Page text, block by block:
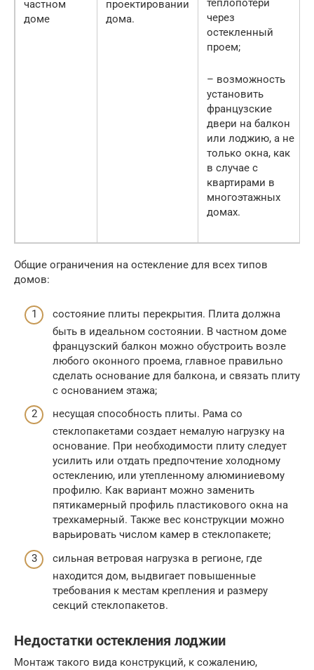
частном
доме
проектировании
дома.
теплопотери
через
остекленный
проем;
– возможность
установить
французские
двери на балкон
или лоджию, а не
только окна, как
в случае с
квартирами в
многоэтажных
домах.
Общие ограничения на остекление для всех типов
домов:
состояние плиты перекрытия. Плита должна
быть в идеальном состоянии. В частном доме
французский балкон можно обустроить возле
любого оконного проема, главное правильно
сделать основание для балкона, и связать плиту
с основанием этажа;
несущая способность плиты. Рама со
стеклопакетами создает немалую нагрузку на
основание. При необходимости плиту следует
усилить или отдать предпочтение холодному
остеклению, или утепленному алюминиевому
профилю. Как вариант можно заменить
пятикамерный профиль пластикового окна на
трехкамерный. Также вес конструкции можно
варьировать числом камер в стеклопакете;
сильная ветровая нагрузка в регионе, где
находится дом, выдвигает повышенные
требования к местам крепления и размеру
секций стеклопакетов.
Недостатки остекления лоджии
Монтаж такого вида конструкций, к сожалению,